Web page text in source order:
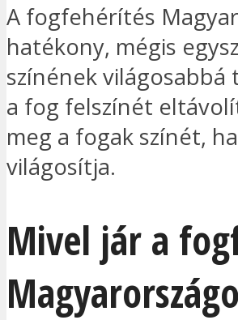
A fogfehérítés
hatékony, mégis
színének
a fog felszínét
meg a fogak színét,
világosítja.
Mivel jár a